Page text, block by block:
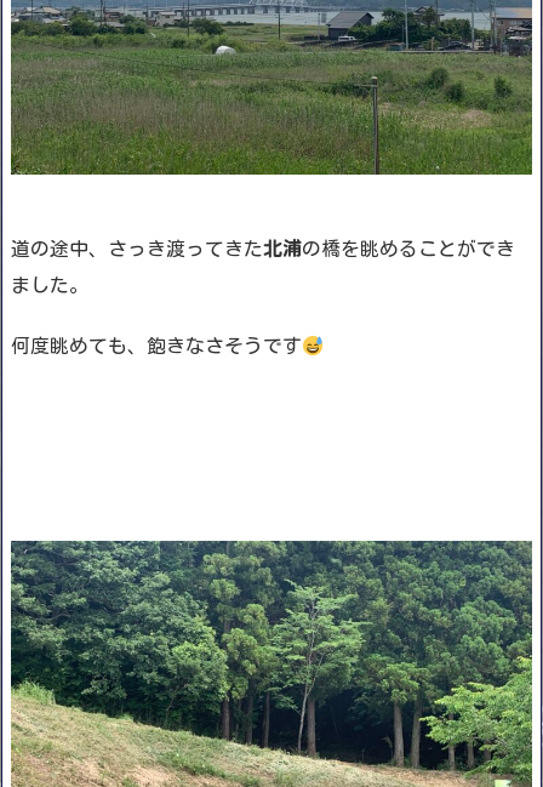
道の途中、さっき渡ってきた北浦の橋を眺めることができ
ました。
何度眺めても、飽きなさそうです